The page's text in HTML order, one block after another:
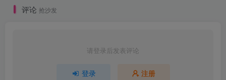
评论 抢沙发
请登录后发表评论
登录 注册